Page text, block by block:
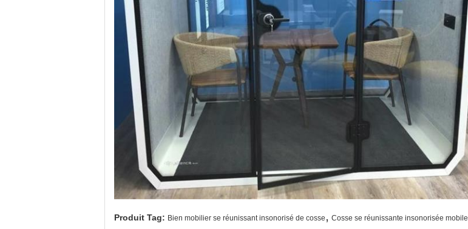
Produit Tag: Bien mobilier se réunissant insonorisé de cosse , Cosse se réunissante insonorisée mobile